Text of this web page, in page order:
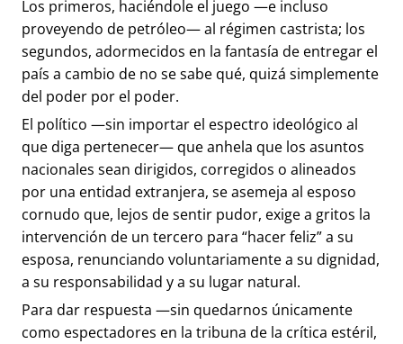
Los primeros, haciéndole el juego —e incluso
proveyendo de petróleo— al régimen castrista; los
segundos, adormecidos en la fantasía de entregar el
país a cambio de no se sabe qué, quizá simplemente
del poder por el poder.
El político —sin importar el espectro ideológico al
que diga pertenecer— que anhela que los asuntos
nacionales sean dirigidos, corregidos o alineados
por una entidad extranjera, se asemeja al esposo
cornudo que, lejos de sentir pudor, exige a gritos la
intervención de un tercero para “hacer feliz” a su
esposa, renunciando voluntariamente a su dignidad,
a su responsabilidad y a su lugar natural.
Para dar respuesta —sin quedarnos únicamente
como espectadores en la tribuna de la crítica estéril,